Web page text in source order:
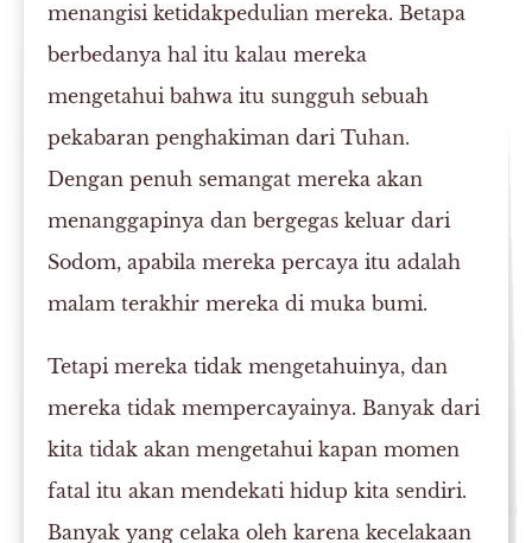
menangisi ketidakpedulian mereka. Betapa
berbedanya hal itu kalau mereka
mengetahui bahwa itu sungguh sebuah
pekabaran penghakiman dari Tuhan.
Dengan penuh semangat mereka akan
menanggapinya dan bergegas keluar dari
Sodom, apabila mereka percaya itu adalah
malam terakhir mereka di muka bumi.
Tetapi mereka tidak mengetahuinya, dan
mereka tidak mempercayainya. Banyak dari
kita tidak akan mengetahui kapan momen
fatal itu akan mendekati hidup kita sendiri.
Banyak yang celaka oleh karena kecelakaan